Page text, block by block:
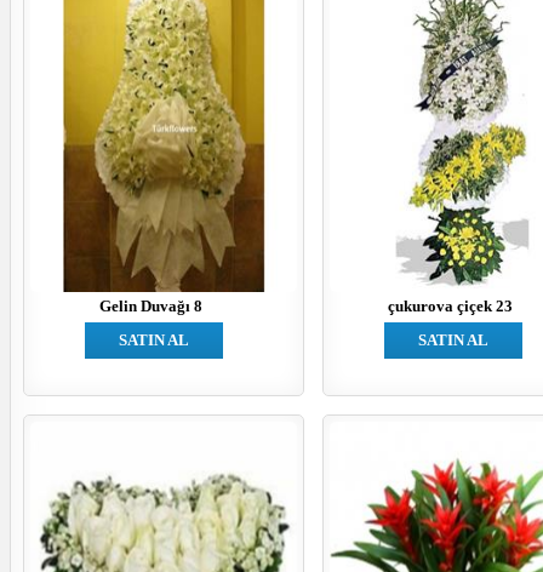
Gelin Duvağı 8
SATIN AL
çukurova çiçek 23
SATIN AL